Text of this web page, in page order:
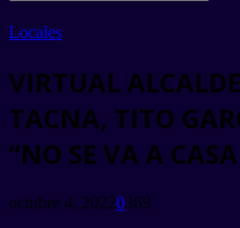
for:
Locales
VIRTUAL
TACNA, TITO
“NO SE VA A
octubre 4, 20220369